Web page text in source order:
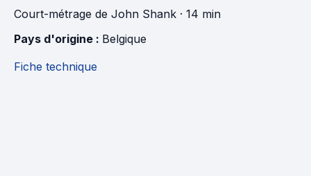
Court-métrage de John Shank · 14 min
Pays d'origine : Belgique
Fiche technique